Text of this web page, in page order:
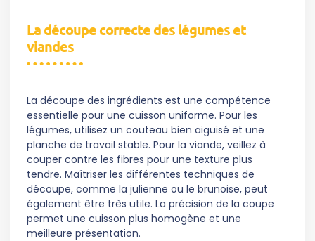
La découpe correcte des légumes et
viandes
La découpe des ingrédients est une compétence
essentielle pour une cuisson uniforme. Pour les
légumes, utilisez un couteau bien aiguisé et une
planche de travail stable. Pour la viande, veillez à
couper contre les fibres pour une texture plus
tendre. Maîtriser les différentes techniques de
découpe, comme la julienne ou le brunoise, peut
également être très utile. La précision de la coupe
permet une cuisson plus homogène et une
meilleure présentation.